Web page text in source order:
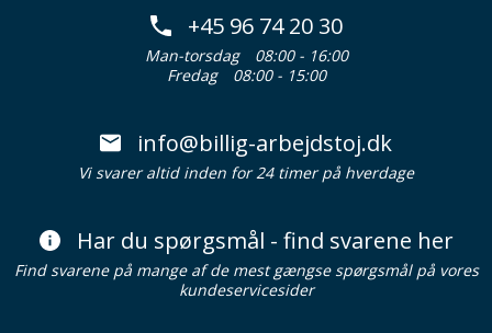
+45 96 74 20 30
Man-torsdag
08:00 - 16:00
Fredag
08:00 - 15:00
info@billig-arbejdstoj.dk
Vi svarer altid inden for 24 timer på hverdage
Har du spørgsmål - find svarene her
Find svarene på mange af de mest gængse spørgsmål på vores
kundeservicesider